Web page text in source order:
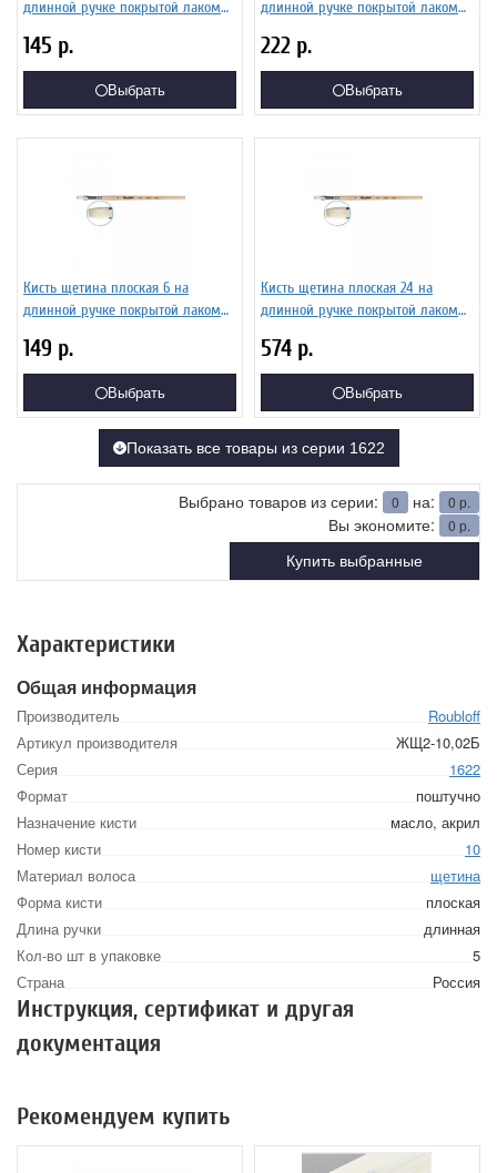
длинной ручке покрытой лаком
145 р.
Выбрать
длинной ручке покрытой лаком
222 р.
Выбрать
Кисть щетина плоская 6 на
длинной ручке покрытой лаком
149 р.
Выбрать
Кисть щетина плоская 24 на
длинной ручке покрытой лаком
574 р.
Выбрать
Показать все товары из серии 1622
Выбрано товаров из серии: 0 на: 0 р.
Вы экономите: 0 р.
Купить выбранные
Характеристики
Общая информация
Производитель
Roubloff
Артикул производителя
ЖЩ2-10,02Б
Серия
1622
Формат
поштучно
Назначение кисти
масло, акрил
Номер кисти
10
Материал волоса
щетина
Форма кисти
плоская
Длина ручки
длинная
Кол-во шт в упаковке
5
Страна
Россия
Инструкция, сертификат и другая
документация
Рекомендуем купить